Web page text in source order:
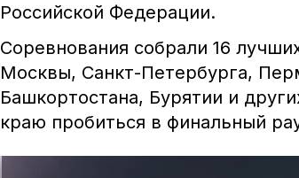
Российской Федерации.
Соревнования собрали 16
Москвы, Санкт-Петербурга,
Башкортостана, Бурятии и
краю пробиться в финальный